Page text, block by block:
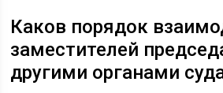
Каков порядок
заместителей
другими органами